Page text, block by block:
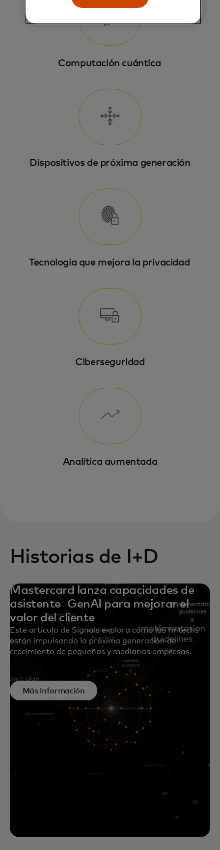
Computación cuántica
Dispositivos de próxima generación
Tecnología que mejora la privacidad
Ciberseguridad
Analítica aumentada
Historias de I+D
Mastercard lanza capacidades de
asistente GenAI para mejorar el
valor del cliente
Este artículo de Signals explora cómo las fintechs
están impulsando la próxima generación de
crecimiento de pequeñas y medianas empresas.
Más información